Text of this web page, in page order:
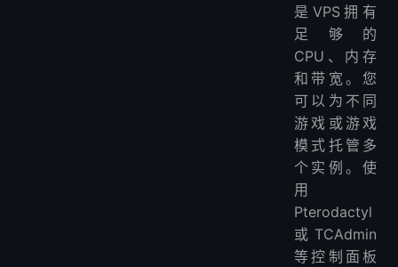
是VPS拥有
足够的
CPU、内存
和带宽。您
可以为不同
游戏或游戏
模式托管多
个实例。使
用
Pterodactyl
或TCAdmin
等控制面板